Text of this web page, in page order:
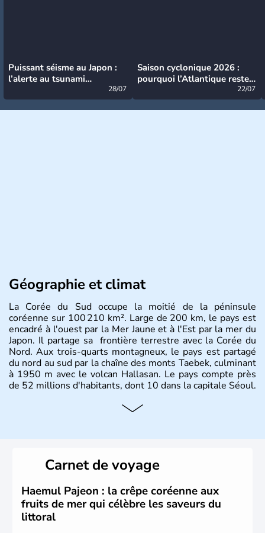
Puissant séisme au Japon :
l’alerte au tsunami
28/07
Saison cyclonique 2026 :
pourquoi l’Atlantique reste
22/07
Géographie et climat
La Corée du Sud occupe la moitié de la péninsule
coréenne sur 100 210 km². Large de 200 km, le pays est
encadré à l'ouest par la Mer Jaune et à l'Est par la mer du
Japon. Il partage sa frontière terrestre avec la Corée du
Nord. Aux trois-quarts montagneux, le pays est partagé
du nord au sud par la chaîne des monts Taebek, culminant
à 1950 m avec le volcan Hallasan. Le pays compte près
de 52 millions d'habitants, dont 10 dans la capitale Séoul.
Histoire et administration
christianisme et le bouddhisme en sont les deux
principales religions. Ce pays partage sa culture avec la
Corée du Nord. Les Jeux Olympiques s’y sont déroulés en
1988, de même que la Coupe du Monde de football en
2002, en collaboration avec le Japon.
Carnet de voyage
Haemul Pajeon : la crêpe coréenne aux
fruits de mer qui célèbre les saveurs du
littoral